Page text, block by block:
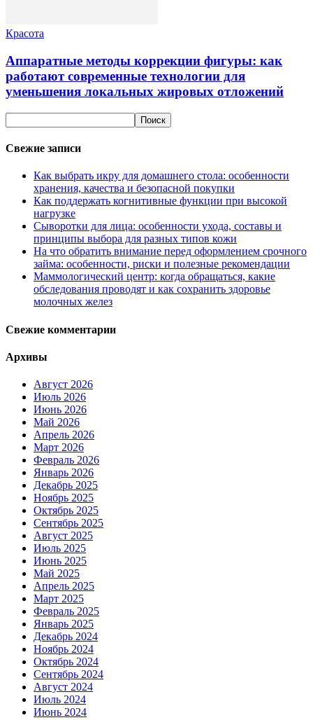
Красота
Аппаратные методы коррекции фигуры: как
работают современные технологии для
уменьшения локальных жировых отложений
Свежие записи
Как выбрать икру для домашнего стола: особенности
хранения, качества и безопасной покупки
Как поддержать когнитивные функции при высокой
нагрузке
Сыворотки для лица: особенности ухода, составы и
принципы выбора для разных типов кожи
На что обратить внимание перед оформлением срочного
займа: особенности, риски и полезные рекомендации
Маммологический центр: когда обращаться, какие
обследования проводят и как сохранить здоровье
молочных желез
Свежие комментарии
Архивы
Август 2026
Июль 2026
Июнь 2026
Май 2026
Апрель 2026
Март 2026
Февраль 2026
Январь 2026
Декабрь 2025
Ноябрь 2025
Октябрь 2025
Сентябрь 2025
Август 2025
Июль 2025
Июнь 2025
Май 2025
Апрель 2025
Март 2025
Февраль 2025
Январь 2025
Декабрь 2024
Ноябрь 2024
Октябрь 2024
Сентябрь 2024
Август 2024
Июль 2024
Июнь 2024